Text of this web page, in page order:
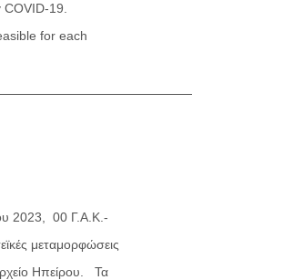
19.
for each
2023, 00 Γ.Α.Κ.-
μεταμορφώσεις
Ηπείρου. Τα